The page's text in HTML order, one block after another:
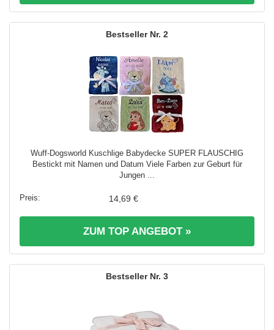
2
Wuff-Dogsworld Kuschlige Babydecke SUPER FLAUSCHIG
Bestickt mit Namen und Datum Viele Farben zur Geburt für
Jungen ...
14,69 €
ZUM TOP ANGEBOT »
3